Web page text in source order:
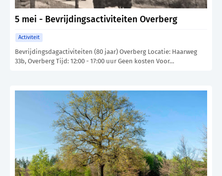
5 mei - Bevrijdingsactiviteiten Overberg
Activiteit
Bevrijdingsdagactiviteiten (80 jaar) Overberg Locatie: Haarweg
33b, Overberg Tijd: 12:00 - 17:00 uur Geen kosten Voor…